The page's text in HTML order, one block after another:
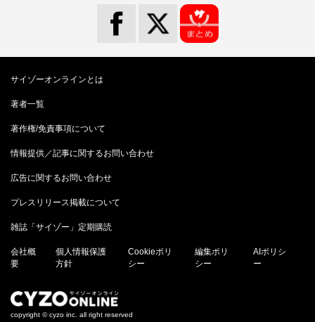
サイゾーオンラインとは
著者一覧
著作権/免責事項について
情報提供／記事に関するお問い合わせ
広告に関するお問い合わせ
プレスリリース掲載について
雑誌「サイゾー」定期購読
会社概
要
個人情報保護
方針
Cookieポリ
シー
編集ポリ
シー
AIポリシ
ー
copyright © cyzo inc. all right reserved